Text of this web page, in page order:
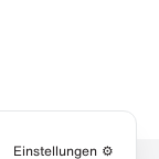
Einstellungen ⚙️